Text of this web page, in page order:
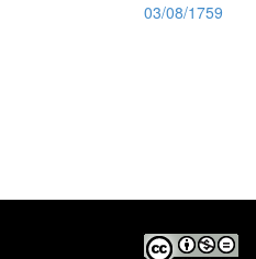
03/08/1759